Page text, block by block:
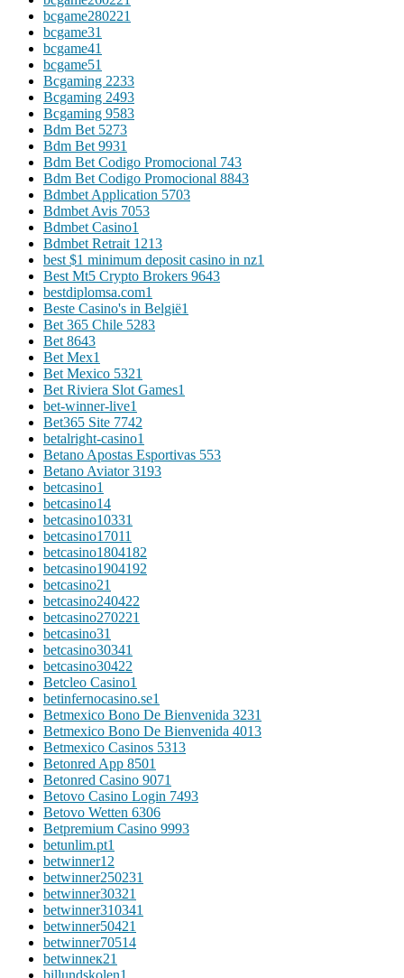
bcgame280221
bcgame31
bcgame41
bcgame51
Bcgaming 2233
Bcgaming 2493
Bcgaming 9583
Bdm Bet 5273
Bdm Bet 9931
Bdm Bet Codigo Promocional 743
Bdm Bet Codigo Promocional 8843
Bdmbet Application 5703
Bdmbet Avis 7053
Bdmbet Casino1
Bdmbet Retrait 1213
best $1 minimum deposit casino in nz1
Best Mt5 Crypto Brokers 9643
bestdiplomsa.com1
Beste Casino's in België1
Bet 365 Chile 5283
Bet 8643
Bet Mex1
Bet Mexico 5321
Bet Riviera Slot Games1
bet-winner-live1
Bet365 Site 7742
betalright-casino1
Betano Apostas Esportivas 553
Betano Aviator 3193
betcasino1
betcasino14
betcasino10331
betcasino17011
betcasino1804182
betcasino1904192
betcasino21
betcasino240422
betcasino270221
betcasino31
betcasino30341
betcasino30422
Betcleo Casino1
betinfernocasino.se1
Betmexico Bono De Bienvenida 3231
Betmexico Bono De Bienvenida 4013
Betmexico Casinos 5313
Betonred App 8501
Betonred Casino 9071
Betovo Casino Login 7493
Betovo Wetten 6306
Betpremium Casino 9993
betunlim.pt1
betwinner1 2
betwinner250231
betwinner30321
betwinner310341
betwinner50421
betwinner70514
betwinneк21
billundskolen1